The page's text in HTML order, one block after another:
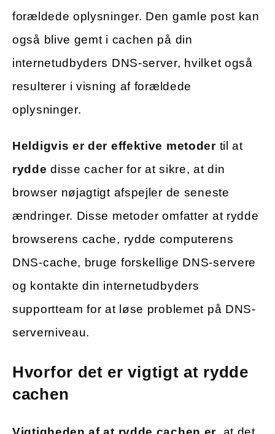
forældede oplysninger. Den gamle post kan
også blive gemt i cachen på din
internetudbyders DNS-server, hvilket også
resulterer i visning af forældede
oplysninger.
Heldigvis er der effektive metodertil at
rydde disse cacher for at sikre, at din
browser nøjagtigt afspejler de seneste
ændringer. Disse metoder omfatter at rydde
browserens cache, rydde computerens
DNS-cache, bruge forskellige DNS-servere
og kontakte din internetudbyders
supportteam for at løse problemet på DNS-
serverniveau.
Hvorfor det er vigtigt at rydde
cachen